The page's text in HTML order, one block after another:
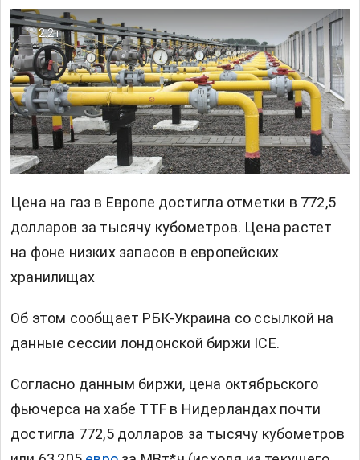
2.2т
Цена на газ в Европе достигла отметки в 772,5
долларов за тысячу кубометров. Цена растет
на фоне низких запасов в европейских
хранилищах
Об этом сообщает РБК-Украина со ссылкой на
данные сессии лондонской биржи ICE.
Согласно данным биржи, цена октябрьского
фьючерса на хабе TTF в Нидерландах почти
достигла 772,5 долларов за тысячу кубометров